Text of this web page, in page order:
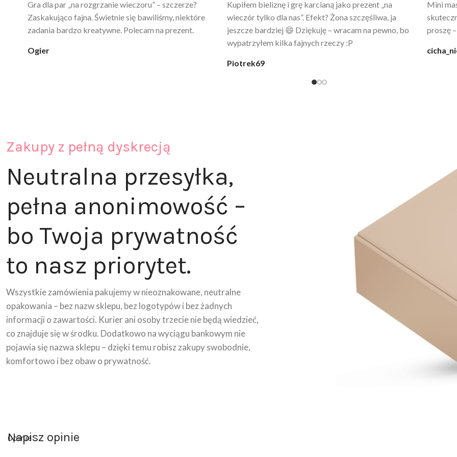
Ten żel intymny to był strzał w 10 – nie tylko
poprawia komfort, ale też daje przyjemne uczucie
ciepła. Nie uczula, bez zapachu. Kupuję już 3 raz i na
Po prostu WOW! Szlafrok to sztos – lekki, chłodny, a
wygląda jak z luksusowego butiku. Noszę
codziennie po kąpieli z mężem.
@karolina_dream
świetny
Zakupy z pełną dyskrecją
Neutralna przesyłka,
pełna anonimowość –
bo Twoja prywatność
to nasz priorytet.
Wszystkie zamówienia pakujemy w nieoznakowane, neutralne
opakowania – bez nazw sklepu, bez logotypów i bez żadnych
informacji o zawartości. Kurier ani osoby trzecie nie będą wiedzieć,
co znajduje się w środku. Dodatkowo na wyciągu bankowym nie
pojawia się nazwa sklepu – dzięki temu robisz zakupy swobodnie,
komfortowo i bez obaw o prywatność.
Napisz opinie
Opinie